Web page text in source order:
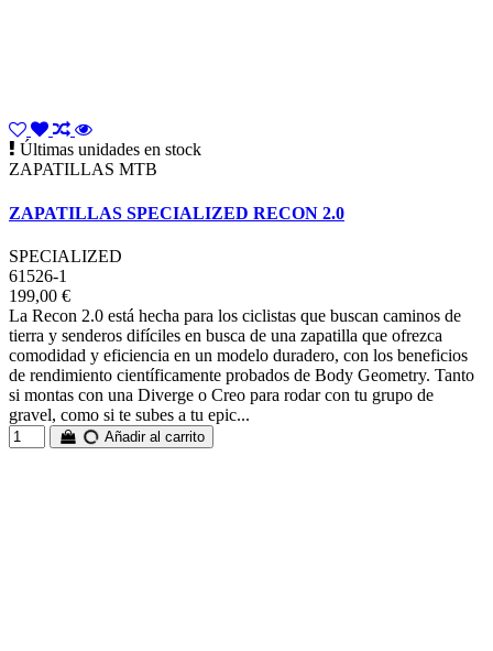
Últimas unidades en stock
ZAPATILLAS MTB
ZAPATILLAS SPECIALIZED RECON 2.0
SPECIALIZED
61526-1
199,00 €
La Recon 2.0 está hecha para los ciclistas que buscan caminos de
tierra y senderos difíciles en busca de una zapatilla que ofrezca
comodidad y eficiencia en un modelo duradero, con los beneficios
de rendimiento científicamente probados de Body Geometry. Tanto
si montas con una Diverge o Creo para rodar con tu grupo de
gravel, como si te subes a tu epic...
Añadir al carrito